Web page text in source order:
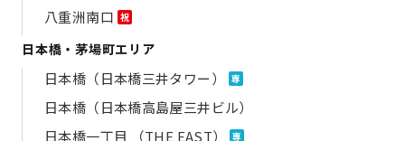
八重洲南口 祝
日本橋・茅場町エリア
日本橋（日本橋三井タワー） 専
日本橋（日本橋高島屋三井ビル）
日本橋一丁目 （THE EAST）
専